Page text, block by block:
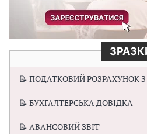
📝 ПОДАТКОВИЙ РОЗРАХУНОК
📝 БУХГАЛТЕРСЬКА ДОВІДКА
📝 АВАНСОВИЙ ЗВІТ